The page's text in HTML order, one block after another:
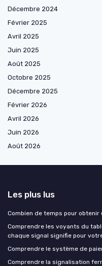
Décembre 2024
Février 2025
Avril 2025
Juin 2025
Août 2025
Octobre 2025
Décembre 2025
Février 2026
Avril 2026
Juin 2026
Août 2026
Les plus lus
Combien de temps pour obtenir
Comprendre les voyants du
chaque signal signifie pour
Comprendre le système de
Comprendre la signalisation